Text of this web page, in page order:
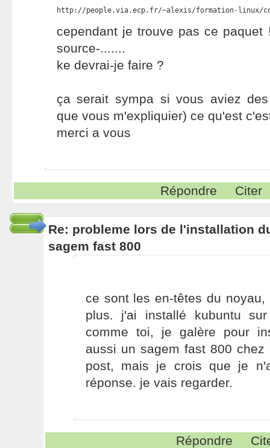
http://people.via.ecp.fr/~alexis/formation-linux/
cependant je trouve pas ce
source-.......
ke devrai-je faire ?
ça serait sympa si vous aviez
que vous m'expliquier) ce qu'est
merci a vous
Répondre Citer
Re: probleme lors de l'installation
sagem fast 800
ce sont les en-têtes du
plus. j'ai installé kubuntu
comme toi, je galère pour
aussi un sagem fast 800
post, mais je crois que je
réponse. je vais regarder.
Répondre